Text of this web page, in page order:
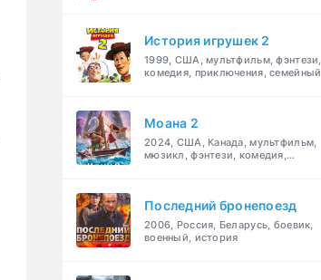
История игрушек 2
1999, США, мультфильм, фэнтези,
комедия, приключения, семейный
Моана 2
2024, США, Канада, мультфильм,
мюзикл, фэнтези, комедия,
Последний бронепоезд
2006, Россия, Беларусь, боевик,
военный, история